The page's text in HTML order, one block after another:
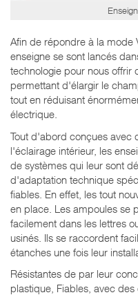
Afin de répondre à la mode
enseigne se sont lancés
technologie pour nous offrir
permettant d'élargir le
tout en réduisant
électrique.
Tout d'abord conçues avec
l'éclairage intérieur, les
de systèmes qui leur sont
d'adaptation technique
fiables. En effet, les tout
en place. Les ampoules se
facilement dans les lettres
usinés. Ils se raccordent
étanches une fois leur
Résistantes de par leur
plastique, Fiables, avec